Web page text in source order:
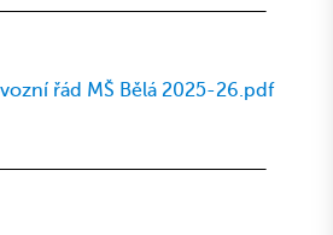
řád MŠ Bělá 2025-26.pdf